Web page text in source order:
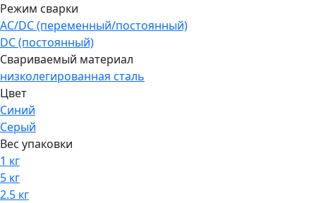
Режим сварки
AC/DC (переменный/постоянный)
DC (постоянный)
Свариваемый материал
низколегированная сталь
Цвет
Синий
Серый
Вес упаковки
1 кг
5 кг
2.5 кг